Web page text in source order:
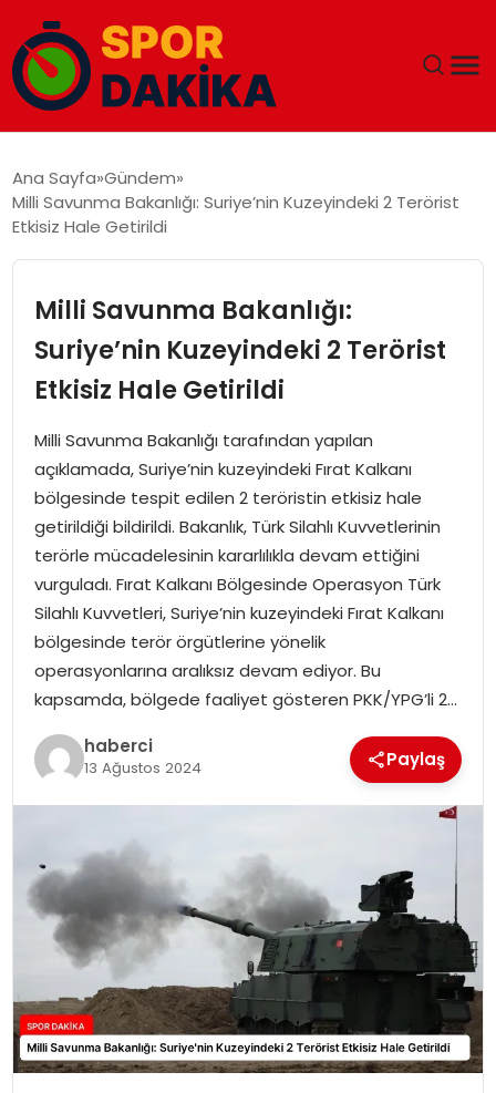
GÜNDEM
EKONOMI
MAGAZIN
SAĞLIK
SIYASET
SPOR
TEKNOLOJI
YAŞAM
Ana Sayfa Gündem
Milli Savunma Bakanlığı: Suriye’nin Kuzeyindeki 2 Terörist
Etkisiz Hale Getirildi
Milli Savunma Bakanlığı:
Suriye’nin Kuzeyindeki 2 Terörist
Etkisiz Hale Getirildi
Milli Savunma Bakanlığı tarafından yapılan
açıklamada, Suriye’nin kuzeyindeki Fırat Kalkanı
bölgesinde tespit edilen 2 teröristin etkisiz hale
getirildiği bildirildi. Bakanlık, Türk Silahlı Kuvvetlerinin
terörle mücadelesinin kararlılıkla devam ettiğini
vurguladı. Fırat Kalkanı Bölgesinde Operasyon Türk
Silahlı Kuvvetleri, Suriye’nin kuzeyindeki Fırat Kalkanı
bölgesinde terör örgütlerine yönelik
operasyonlarına aralıksız devam ediyor. Bu
kapsamda, bölgede faaliyet gösteren PKK/YPG’li 2…
haberci
13 Ağustos 2024 Paylaş